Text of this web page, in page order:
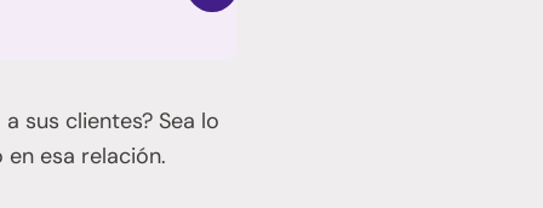
sus clientes? Sea lo
esa relación.